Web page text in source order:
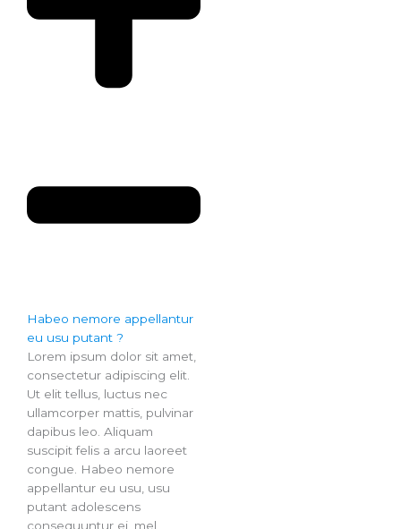
Habeo nemore appellantur
eu usu putant ?
Lorem ipsum dolor sit amet,
consectetur adipiscing elit.
Ut elit tellus, luctus nec
ullamcorper mattis, pulvinar
dapibus leo. Aliquam
suscipit felis a arcu laoreet
congue. Habeo nemore
appellantur eu usu, usu
putant adolescens
consequuntur ei, mel